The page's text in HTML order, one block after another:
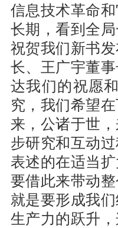
信息技术革命
长期，看到全
祝贺我们新书
长、王广宇董
达我们的祝愿
究，我们希望
来，公诸于世
步研究和互动
表述的在适当
要借此来带动
就是要形成我
生产力的跃升